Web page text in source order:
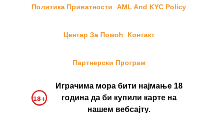
Политика Приватности AML And KYC Policy
Центар За Помоћ Контакт
Партнерски Програм
Играчима мора бити најмање 18
година да би купили карте на
нашем вебсајту.